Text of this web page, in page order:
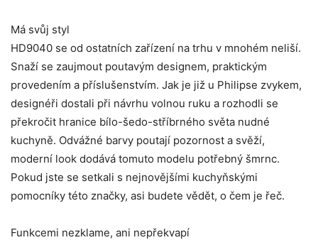
Má svůj styl
HD9040 se od ostatních zařízení na trhu v mnohém neliší.
Snaží se zaujmout poutavým designem, praktickým
provedením a příslušenstvím. Jak je již u Philipse zvykem,
designéři dostali při návrhu volnou ruku a rozhodli se
překročit hranice bílo-šedo-stříbrného světa nudné
kuchyně. Odvážné barvy poutají pozornost a svěží,
moderní look dodává tomuto modelu potřebný šmrnc.
Pokud jste se setkali s nejnovějšími kuchyňskými
pomocníky této značky, asi budete vědět, o čem je řeč.
Funkcemi nezklame, ani nepřekvapí